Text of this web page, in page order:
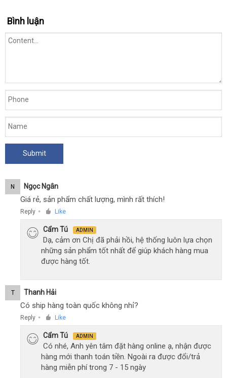
Bình luận
N Ngọc Ngân
Giá rẻ, sản phẩm chất lượng, mình rất thích!
Reply ● Like
Cẩm Tú ADMIN
Dạ, cảm ơn Chị đã phải hồi, hệ thống luôn lựa chọn
những sản phẩm tốt nhất để giúp khách hàng mua
được hàng tốt.
T Thanh Hải
Có ship hàng toàn quốc không nhỉ?
Reply ● Like
Cẩm Tú ADMIN
Có nhé, Anh yên tâm đặt hàng online ạ, nhận được
hàng mới thanh toán tiền. Ngoài ra được đổi/trả
hàng miễn phí trong 7 - 15 ngày